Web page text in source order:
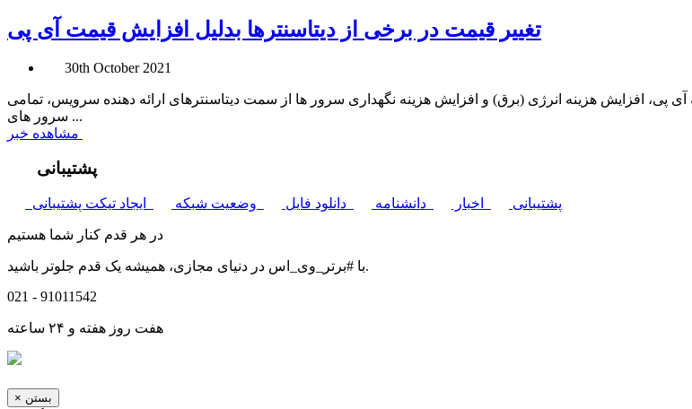
تغییر قیمت در برخی از دیتاسنترها بدلیل افزایش قیمت آی پی
30th October 2021
افزایش هزینه انرژی (برق) و افزایش هزینه نگهداری سرور ها از سمت دیتاسنترهای ارائه دهنده سرویس، تمامی
سرور های ...
پشتیبانی
پشتیبانی اخبار دانشنامه دانلود فایل وضعیت شبکه ایجاد تیکت پشتیبانی
در هر قدم کنار شما هستیم
با #برتر_وی_اس در دنیای مجازی، همیشه یک قدم جلوتر باشید.
021 - 91011542
هفت روز هفته و ۲۴ ساعته
× بستن